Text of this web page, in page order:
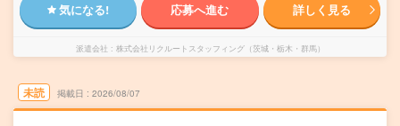
気になる! 応募へ進む 詳しく見る
派遣会社 株式会社リクルートスタッフィング（茨城・栃木・群馬）
未読 掲載日 2026/08/07